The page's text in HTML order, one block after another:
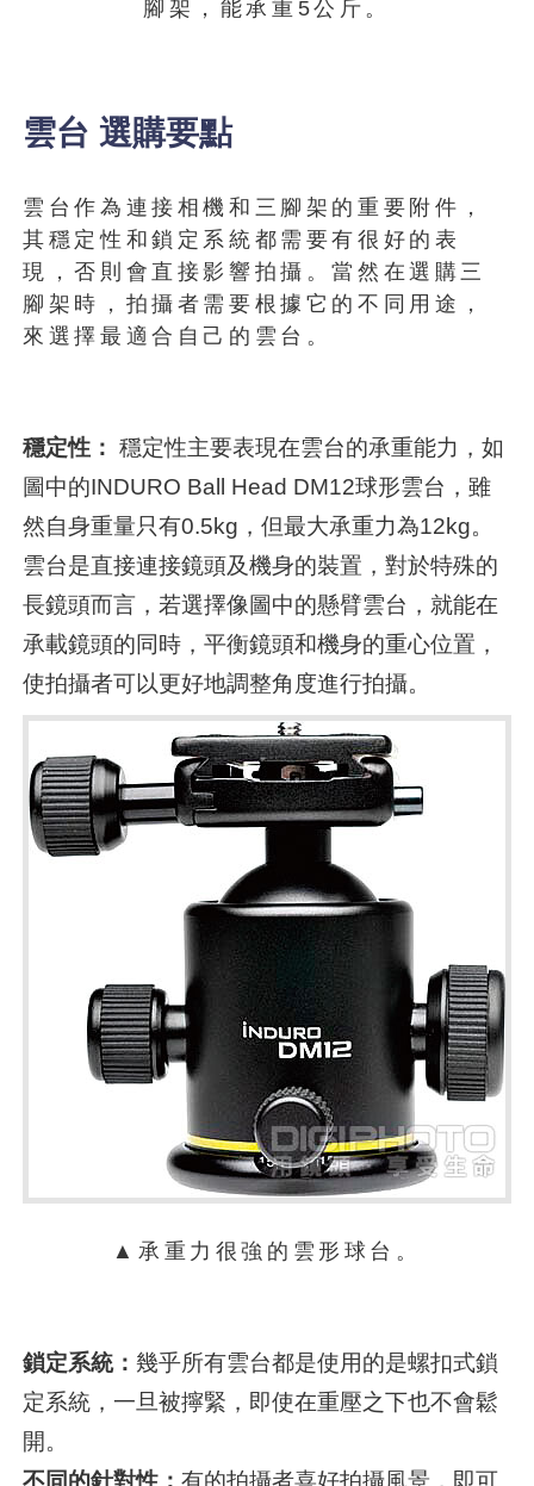
腳架，能承重5公斤。
雲台 選購要點
雲台作為連接相機和三腳架的重要附件，
其穩定性和鎖定系統都需要有很好的表
現，否則會直接影響拍攝。當然在選購三
腳架時，拍攝者需要根據它的不同用途，
來選擇最適合自己的雲台。
穩定性： 穩定性主要表現在雲台的承重能力，如
圖中的INDURO Ball Head DM12球形雲台，雖
然自身重量只有0.5kg，但最大承重力為12kg。
雲台是直接連接鏡頭及機身的裝置，對於特殊的
長鏡頭而言，若選擇像圖中的懸臂雲台，就能在
承載鏡頭的同時，平衡鏡頭和機身的重心位置，
使拍攝者可以更好地調整角度進行拍攝。
▲承重力很強的雲形球台。
鎖定系統：幾乎所有雲台都是使用的是螺扣式鎖
定系統，一旦被擰緊，即使在重壓之下也不會鬆
開。
不同的針對性：有的拍攝者喜好拍攝風景，即可